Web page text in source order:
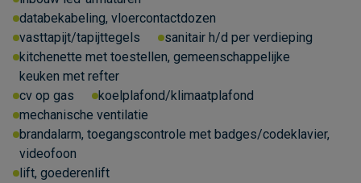
databekabeling, vloercontactdozen
vasttapijt/tapijttegels
sanitair h/d per verdieping
kitchenette met toestellen, gemeenschappelijke
keuken met refter
cv op gas
koelplafond/klimaatplafond
mechanische ventilatie
brandalarm, toegangscontrole met badges/codeklavier,
videofoon
lift, goederenlift